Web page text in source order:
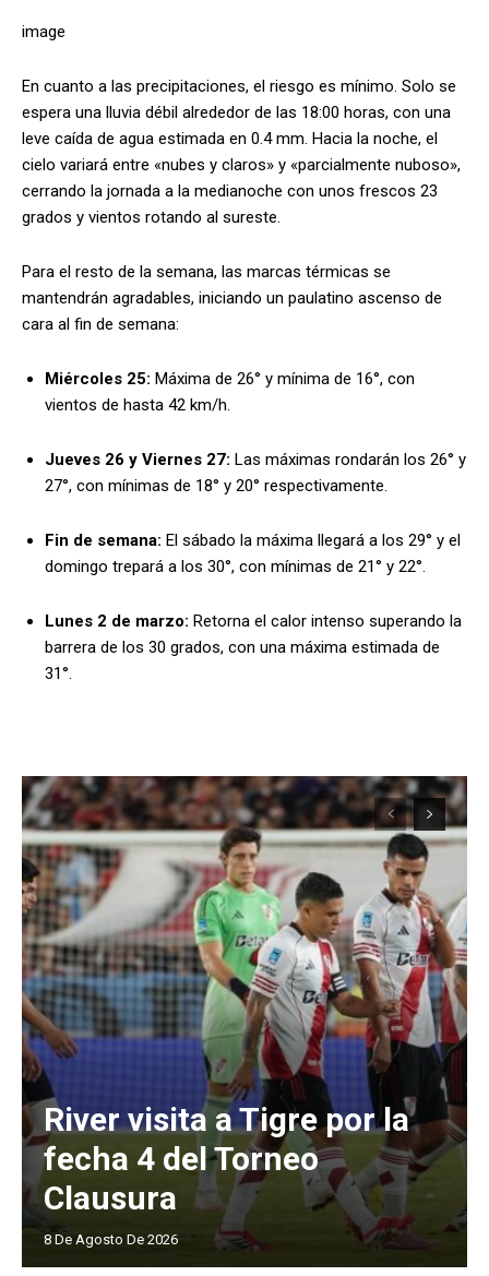
image
En cuanto a las precipitaciones, el riesgo es mínimo. Solo se
espera una lluvia débil alrededor de las 18:00 horas, con una
leve caída de agua estimada en 0.4 mm. Hacia la noche, el
cielo variará entre «nubes y claros» y «parcialmente nuboso»,
cerrando la jornada a la medianoche con unos frescos 23
grados y vientos rotando al sureste.
Para el resto de la semana, las marcas térmicas se
mantendrán agradables, iniciando un paulatino ascenso de
cara al fin de semana:
Miércoles 25: Máxima de 26° y mínima de 16°, con
vientos de hasta 42 km/h.
Jueves 26 y Viernes 27: Las máximas rondarán los 26° y
27°, con mínimas de 18° y 20° respectivamente.
Fin de semana: El sábado la máxima llegará a los 29° y el
domingo trepará a los 30°, con mínimas de 21° y 22°.
Lunes 2 de marzo: Retorna el calor intenso superando la
barrera de los 30 grados, con una máxima estimada de
31°.
River visita a Tigre por la
fecha 4 del Torneo
Clausura
8 De Agosto De 2026